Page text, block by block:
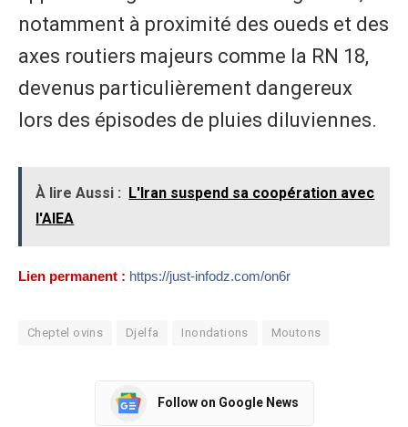
notamment à proximité des oueds et des
axes routiers majeurs comme la RN 18,
devenus particulièrement dangereux
lors des épisodes de pluies diluviennes.
À lire Aussi :
L'Iran suspend sa coopération avec
l'AIEA
Lien permanent : https://just-infodz.com/on6r
Cheptel ovins Djelfa Inondations Moutons
Follow on Google News